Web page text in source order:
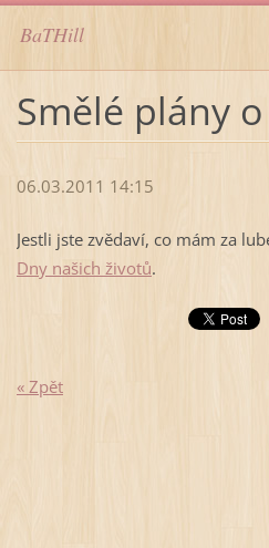
BaTHill
Smělé plány
06.03.2011 14:15
Jestli jste zvědaví, co mám za
Dny našich životů.
« Zpět